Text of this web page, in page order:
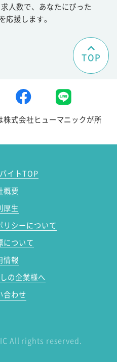
人数で、あなたにぴった
応援します。
TOP
株式会社ヒューマニックが所
イトTOP
概要
厚生
リシーについて
について
情報
の企業様へ
合わせ
All rights reserved.